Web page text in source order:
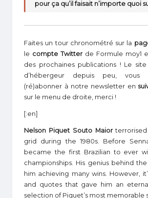
pour ça qu’il faisait n’importe quoi
Faites un tour chronométré sur la
le compte Twitter de Formule moy1
des prochaines publications ! Le
d’hébergeur depuis peu, vous
(ré)abonner à notre newsletter en
sur le menu de droite, merci !
[:en]
Nelson Piquet Souto Maiorterrorised
grid during the 1980s. Before
became the first Brazilian to ever
championships. His genius behind
him achieving many wins. However,
and quotes that gave him an
selection of Piquet’s most memorable